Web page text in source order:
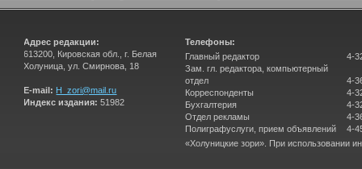
Адрес редакции:
613200, Кировская обл., г. Белая
Холуница, ул. Смирнова, 18
E-mail: H_zori@mail.ru
Индекс издания: 51982
Телефоны:
Главный редактор
Зам. гл. редактора, компьютерный
отдел
Корреспонденты
Бухгалтерия
Отдел рекламы
Полиграфуслуги, прием объявлений
4-
4-
4-
4-
4-
4-
«Холуницкие зори». При использовании